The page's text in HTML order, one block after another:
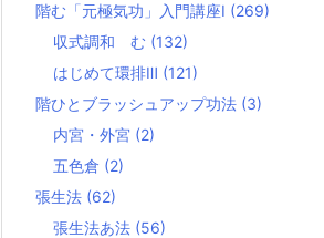
階む「元極気功」入門講座Ⅰ (269)
収式調和 む (132)
はじめて環排Ⅲ (121)
階ひとブラッシュアップ功法 (3)
内宮・外宮 (2)
五色倉 (2)
張生法 (62)
張生法あ法 (56)